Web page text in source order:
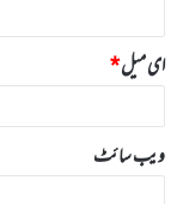
ای میل*
ویب‌ سائٹ